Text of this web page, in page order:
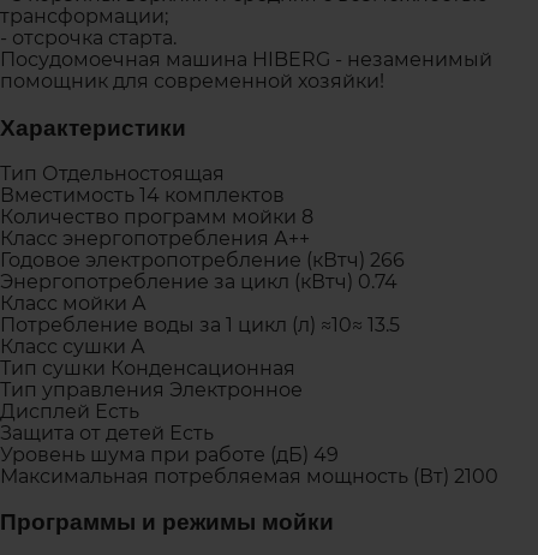
трансформации;
- отсрочка старта.
Посудомоечная машина HIBERG - незаменимый
помощник для современной хозяйки!
Характеристики
Тип Отдельностоящая
Вместимость 14 комплектов
Количество программ мойки 8
Класс энергопотребления А++
Годовое электропотребление (кВтч) 266
Энергопотребление за цикл (кВтч) 0.74
Класс мойки A
Потребление воды за 1 цикл (л) ≈10≈ 13.5
Класс сушки A
Тип сушки Конденсационная
Тип управления Электронное
Дисплей Есть
Защита от детей Есть
Уровень шума при работе (дБ) 49
Максимальная потребляемая мощность (Вт) 2100
Программы и режимы мойки